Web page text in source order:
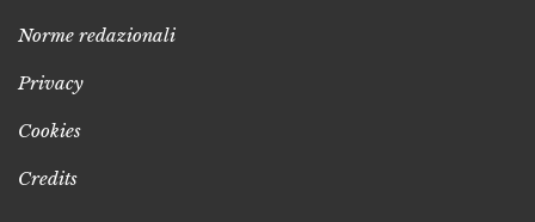
Norme redazionali
Privacy
Cookies
Credits